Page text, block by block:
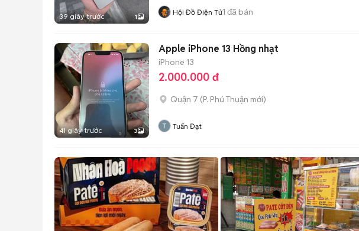
39 giây trước 1 Hội Đồ Điện Tử1 đã bán
41 giây trước 3
Apple iPhone 13 Hồng nhạt
iPhone 13
2.000.000 đ
Quận 7 (P. Phú Thuận mới)
Tuấn Đạt